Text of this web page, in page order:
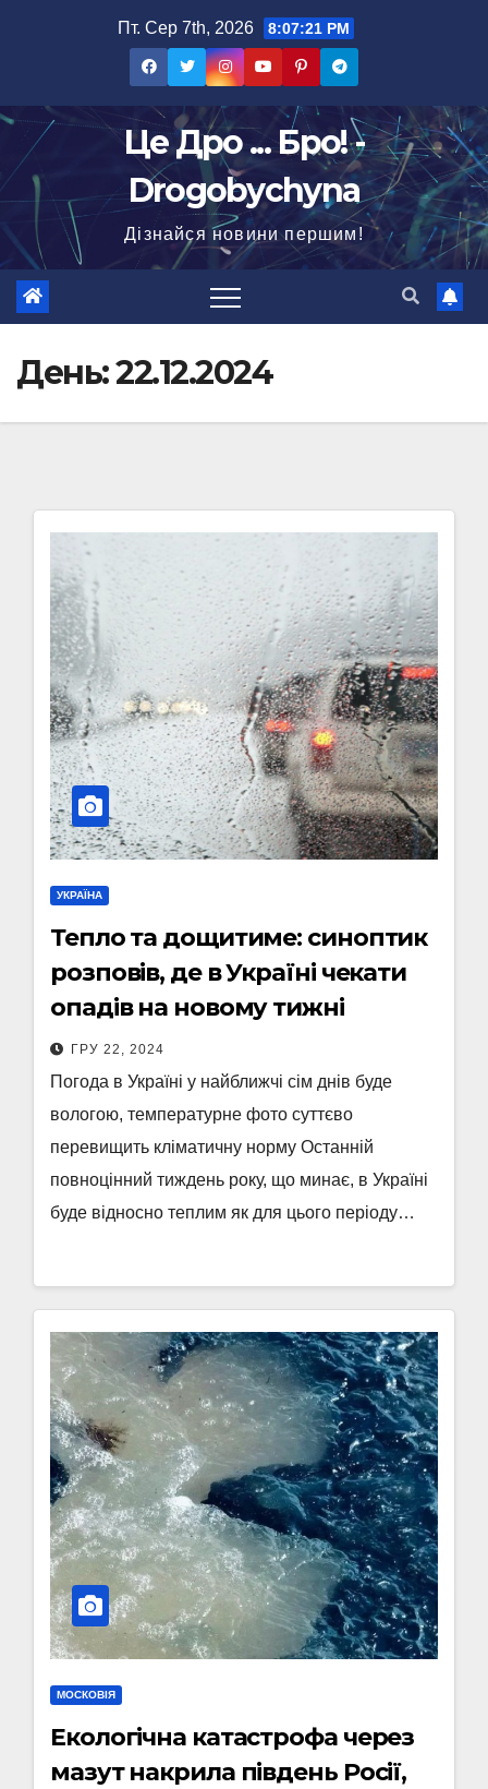
Пт. Сер 7th, 2026 8:07:22 PM
Це Дро ... Бро! -
Drogobychyna
Дізнайся новини першим!
День:22.12.2024
УКРАЇНА
Тепло та дощитиме: синоптик
розповів, де в Україні чекати
опадів на новому тижні
ГРУ 22, 2024
Погода в Україні у найближчі сім днів буде
вологою, температурне фото суттєво
перевищить кліматичну норму Останній
повноцінний тиждень року, що минає, в Україні
буде відносно теплим як для цього періоду…
МОСКОВІЯ
Екологічна катастрофа через
мазут накрила південь Росії,